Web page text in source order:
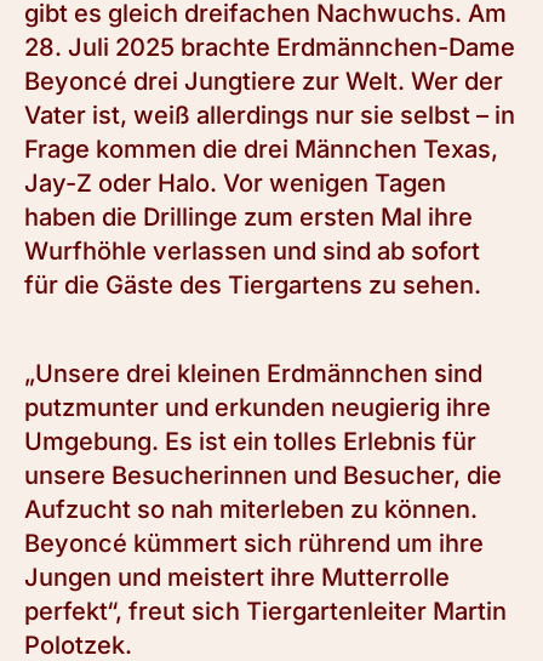
gibt es gleich dreifachen Nachwuchs. Am
28. Juli 2025 brachte Erdmännchen-Dame
Beyoncé drei Jungtiere zur Welt. Wer der
Vater ist, weiß allerdings nur sie selbst – in
Frage kommen die drei Männchen Texas,
Jay-Z oder Halo. Vor wenigen Tagen
haben die Drillinge zum ersten Mal ihre
Wurfhöhle verlassen und sind ab sofort
für die Gäste des Tiergartens zu sehen.
„Unsere drei kleinen Erdmännchen sind
putzmunter und erkunden neugierig ihre
Umgebung. Es ist ein tolles Erlebnis für
unsere Besucherinnen und Besucher, die
Aufzucht so nah miterleben zu können.
Beyoncé kümmert sich rührend um ihre
Jungen und meistert ihre Mutterrolle
perfekt“, freut sich Tiergartenleiter Martin
Polotzek.